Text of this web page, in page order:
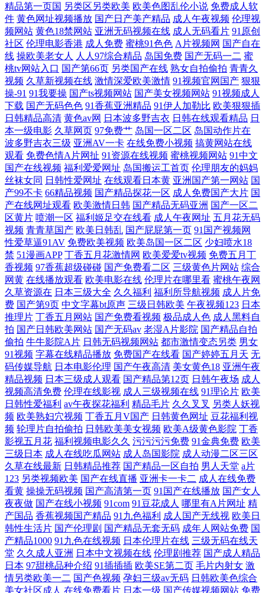
线 深夜福利3000 日韩乱论网站 人人干人人操av 欧美成免费网站 久久视频
女人 久爱成人在线 九1免费网页 韩欧美日久 国产一级精品片 国产福利av
网 福利二区第一页 成人中出色色 操碰免费视频在线观看 AV亚洲超碰
www色黑丝51 97精品视频 a在线观看 91最新播放地址 ts操逼视频 91在线
观看免费 97人妻人人操人 91网站入口免费在线看 91在线视频在线播放 99
视频自拍在线 97香蕉伊人tv 97资源男天堂 91在线观看网站 91丝袜在线观
看 91青草婷婷青草 91后入在线 91成人在线免费视频 51福利视频导航 影音
先锋最新A片网 亚洲欧洲别类日本 午夜成人免费网站 四虎东方成人社区
影库 少妇人妻久久 婷婷无码下载 午夜剧院蜜芽啊 先锋成人Av影院 亚洲
日韩国产精 香蕉伊在 五月天丁香网 婷婷五月天深爱 手机看片1088
精品第一页国 另类区另类欧美 欧美色图乱伦小说 免费成人软
件 黄色网址视频播放 国产日产美产精品 成人午夜视频 伦理视
频网站 黄色18禁网站 亚洲无码视频在线 成人无码看片 91原创
社区 伦理电影香港 成人免费 蜜桃91色色 A片视频网 国产自在
线 操欧美老女人 人人97综合精品 岛国免费 国产无码一二 蜜
桃tv网站入口 国产第66页 另类国产在线 熟女自拍偷拍 青青久
视频 久草新视频在线 激情深爱欧美激情 91视频官网国产 狠狠
操-91 91我要操 国产ts视频网站 国产美女视频网站 91视频成人
下载 国产无码色色 91香蕉亚洲精品 91伊人加勒比 欧美狠狠插
日韩精品高清 黄色av网 日本波多野吉衣 日韩在线观看精品 日
本一级电影 久草网页 97免费艹 岛国一区二区 岛国动作片在
波多野吉衣三级 亚洲AV一卡 在线免费小视频 搞黄网站在线
观看 免费色情A片网扯 91资源在线视频 蜜桃视频网站 91中文
国产在线视频 福利爱爱网址 岛国搬运工首页 伦理朋友的妈妈
丝袜女同 日韩性爱网址 在线观看日本黄 亚洲国产第一网站 国
产99不卡 66精品视频 国产精品探花一区 成人免费国产大片 国
产在线网址观看 欧美激情日韩 国产精品无码亚洲 国产一区二
区黄片 喷潮一区 福利姬足交在线看 成人午夜网址 五月花无码
视频 青青草国产 欧美日韩乱 国产屁屁第一页 91国产视频网
性爱草逼91AV 免费欧美视频 欧美岛国一区二区 少妇喷水18
禁 51漫画APP 丁香五月花激情网 欧美爱爱tv视频 免费五月丁
香视频 97香蕉超级碰碰 国产免费看二区 三级黄色片网站 综合
网黄 在线播放观看 欧美电影在线 伦理片在哪里看 蜜桃午夜网
久草资源在 日本三级大全 久久福利 福利所导航视频 成人片免
费 国产第9页 中文字幕bt原声 三级日韩欧美 午夜视频123 日本
推理片 丁香五月网站 国产免费看视频 极品成人色 成人黑料自
拍 国产日韩欧美网站 国产无码av 老湿A片影院 国产精品自拍
偷拍 牛牛影院A片 日韩无码视频网站 都市激情变态另类 男女
91视频 字幕在线精品播放 免费国产在线看 国产婷婷五月天 无
码传媒导航 日本电影伦理 国产午夜高清 美女黄色18 亚洲午夜
精品视频 日本三级成人观看 国产精品第12页 日韩午夜场 成人
视频高清免费 伦理在线影视 成人三级视频在线 91理论片 欧美
日韩性爱福利 av午夜探花福利 精品毛片 久久叉叉 另类人妖视
频 欧美熟妇穴视频 丁香五月V国产 日韩黄色网址 豆花福利视
频 轮理片自拍偷拍 日韩欧美美女视频 欧美A级黄色影院 丁香
影视五月花 福利视频电影久久 污污污污免费 91金典免费 欧美
三级日本 成人在线吃瓜网站 成人岛国影院 成人动漫二区三区
久草在线最新 日韩精品推荐 国产精品一区自拍 男人天堂 a片
123 另类视频欧美 国产在线直播 亚洲卡一卡二 成人在线免费
看黄 操操无码视频 国产高清第一页 91国产在线播放 国产女人
夜夜做 国产在线小视频 91com 91豆花成人 哪里有A片网址 精
产国品 香蕉视频国产精品 91九色福利 成人国产无线视 欧美日
韩性生活片 国产伦理剧 国产精品无套无码 成年人网站免费 国
产精品1000 91九色在线视频 日本伦理片在线 三级无码在线天
堂 久久成人亚洲 日本中文视频在线 伦理剧推荐 国产成人精品
日本 97甜桃品种介绍 91插插插 欧美SE第二页 毛片内射女 激
情另类欧美一二 国产色视频 孕妇三级av无码 日韩欧美色综合
美女社区成人 在线免费看片 日本一级 国产传媒视频网站 免费